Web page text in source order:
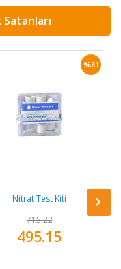
%31
Nitrat Test Kiti
715.22
495.15